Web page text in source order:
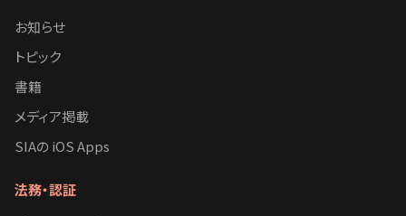
お知らせ
トピック
書籍
メディア掲載
SIAの iOS Apps
法務・認証